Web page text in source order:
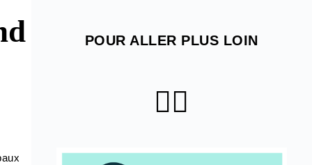
POUR ALLER PLUS LOIN
👇🏻